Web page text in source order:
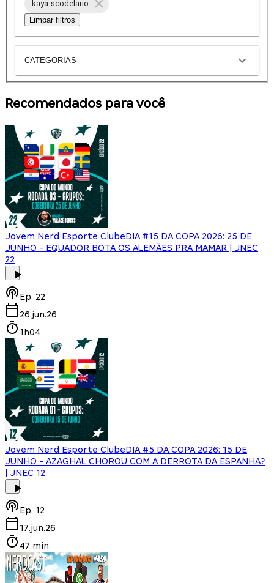
kaya-scodelario
Limpar filtros
CATEGORIAS
Recomendados para você
Jovem Nerd Esporte ClubeDIA #15 DA COPA 2026: 25 DE
JUNHO - EQUADOR BOTA OS ALEMÃES PRA MAMAR | JNEC
22
Ep. 22
26.jun.26
1h04
Jovem Nerd Esporte ClubeDIA #5 DA COPA 2026: 15 DE
JUNHO - AZAGHAL CHOROU COM A DERROTA DA ESPANHA?
| JNEC 12
Ep. 12
17.jun.26
47 min